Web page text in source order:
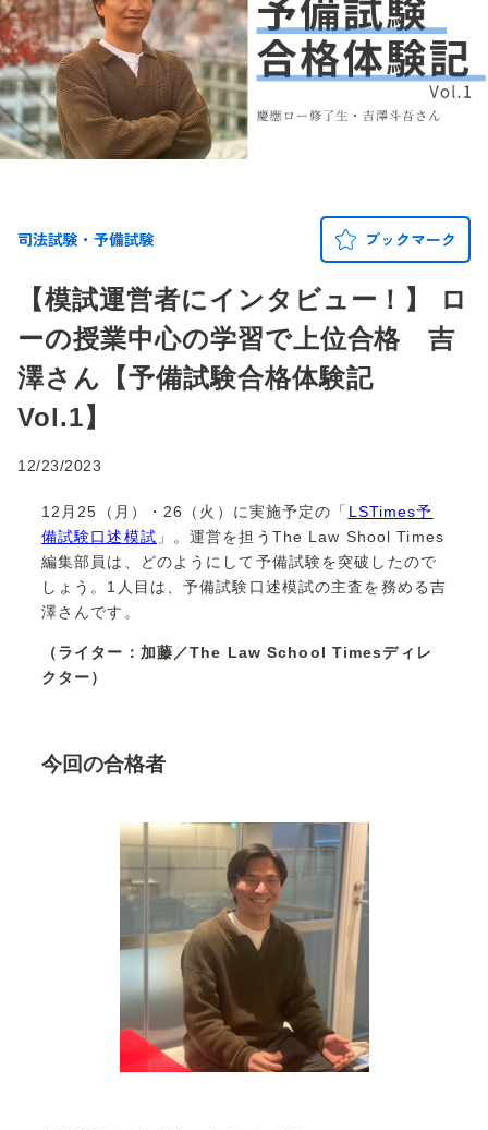
司法試験・予備試験 ブックマーク
【模試運営者にインタビュー！】 ロ
ーの授業中心の学習で上位合格 吉
澤さん【予備試験合格体験記
Vol.1】
12/23/2023
12月25（月）・26（火）に実施予定の「 LSTimes予
備試験口述模試 」。運営を担うThe Law Shool Times
編集部員は、どのようにして予備試験を突破したので
しょう。1人目は、予備試験口述模試の主査を務める吉
澤さんです。
（ライター：加藤／The Law School Timesディレ
クター）
今回の合格者